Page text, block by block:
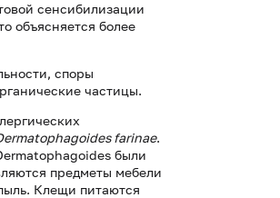
сенсибилизации
объясняется более
споры
частицы.
farinae.
были
предметы мебели
Клещи питаются